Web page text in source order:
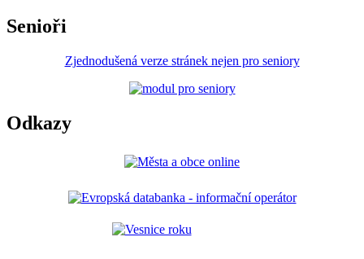
Senioři
Zjednodušená verze stránek nejen pro seniory
Odkazy